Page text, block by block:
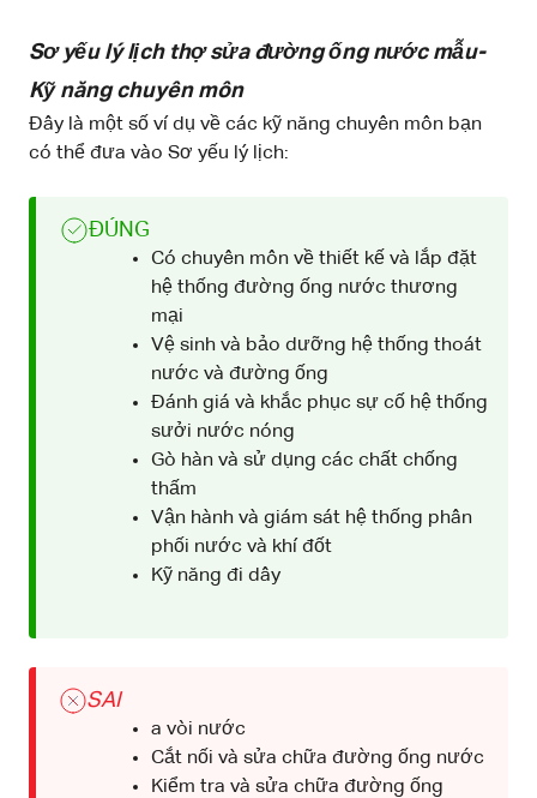
Sơ yếu lý lịch thợ sửa đường ống nước mẫu-
Kỹ năng chuyên môn
Đây là một số ví dụ về các kỹ năng chuyên môn bạn
có thể đưa vào Sơ yếu lý lịch:
ĐÚNG
Có chuyên môn về thiết kế và lắp đặt
hệ thống đường ống nước thương
mại
Vệ sinh và bảo dưỡng hệ thống thoát
nước và đường ống
Đánh giá và khắc phục sự cố hệ thống
sưởi nước nóng
Gò hàn và sử dụng các chất chống
thấm
Vận hành và giám sát hệ thống phân
phối nước và khí đốt
Kỹ năng đi dây
SAI
a vòi nước
Cắt nối và sửa chữa đường ống nước
Kiểm tra và sửa chữa đường ống